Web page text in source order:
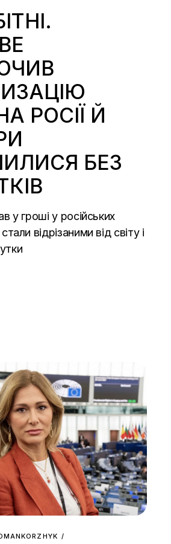
РОСІЇ Й
БЕЗ
у гроші у російських
відрізаними від світу і